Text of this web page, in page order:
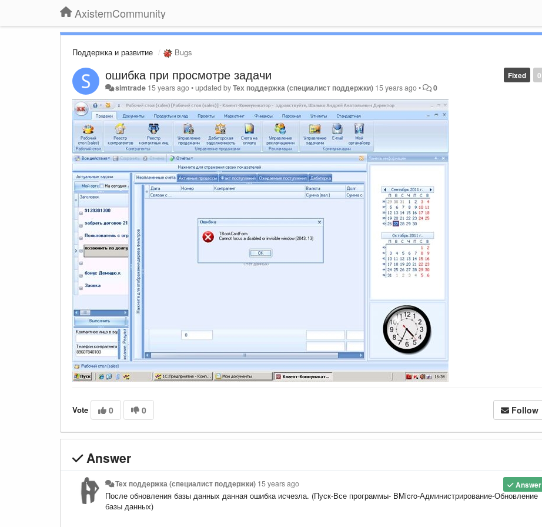
AxistemCommunity
Поддержка и развитие Bugs
0
Fixed
ошибка при просмотре задачи
simtrade 15 years ago•updated byТех поддержка (специалист поддержки) 15 years ago• 0
Vote 0 0 Follow
Answer
Answer
Тех поддержка (специалист поддержки) 15 years ago
После обновления базы данных данная ошибка исчезла. (Пуск-Все программы- BMicro-Администрирование-Обновление
базы данных)